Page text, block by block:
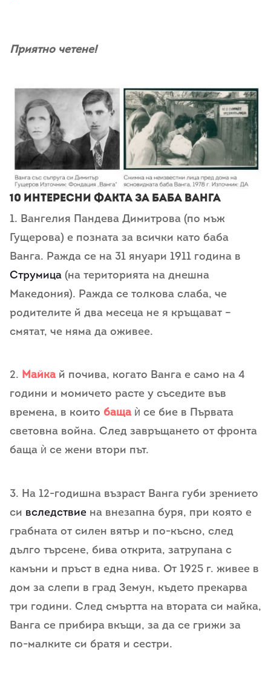
Приятно четене!
10 интересни факта за Баба Ванга
1. Вангелия Пандева Димитрова (по мъж
Гущерова) е позната за всички като баба
Ванга. Ражда се на 31 януари 1911 година в
Струмица (на територията на днешна
Македония). Ражда се толкова слаба, че
родителите й два месеца не я кръщават –
смятат, че няма да оживее.
2. Майка й почива, когато Ванга е само на 4
години и момичето расте у съседите във
времена, в които баща ѝ се бие в Първата
световна война. След завръщането от фронта
баща ѝ се жени втори път.
3. На 12-годишна възраст Ванга губи зрението
си вследствие на внезапна буря, при която е
грабната от силен вятър и по-късно, след
дълго търсене, бива открита, затрупана с
камъни и пръст в една нива. От 1925 г. живее в
дом за слепи в град Земун, където прекарва
три години. След смъртта на втората си майка,
Ванга се прибира вкъщи, за да се грижи за
по-малките си братя и сестри.